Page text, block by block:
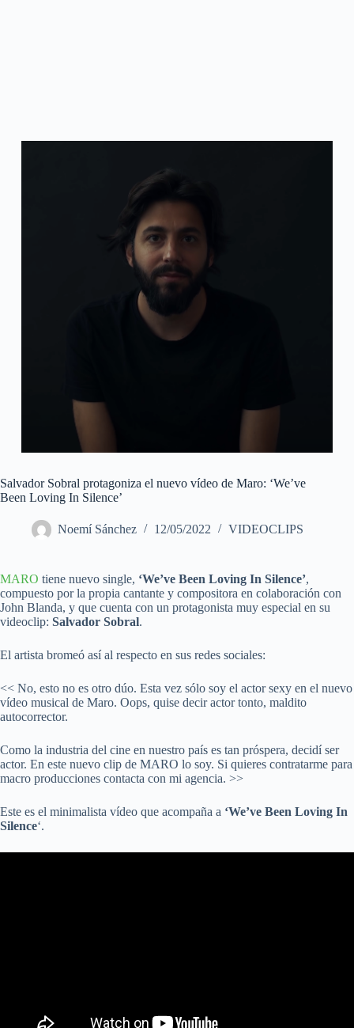
Salvador Sobral protagoniza el nuevo vídeo de Maro: ‘We’ve
Been Loving In Silence’
Noemí Sánchez 12/05/2022 VIDEOCLIPS
MARO tiene nuevo single, ‘We’ve Been Loving In Silence’,
compuesto por la propia cantante y compositora en colaboración con
John Blanda, y que cuenta con un protagonista muy especial en su
videoclip: Salvador Sobral.
El artista bromeó así al respecto en sus redes sociales:
<< No, esto no es otro dúo. Esta vez sólo soy el actor sexy en el nuevo
vídeo musical de Maro. Oops, quise decir actor tonto, maldito
autocorrector.
Como la industria del cine en nuestro país es tan próspera, decidí ser
actor. En este nuevo clip de MARO lo soy. Si quieres contratarme para
macro producciones contacta con mi agencia. >>
Este es el minimalista vídeo que acompaña a ‘We’ve Been Loving In
Silence‘.